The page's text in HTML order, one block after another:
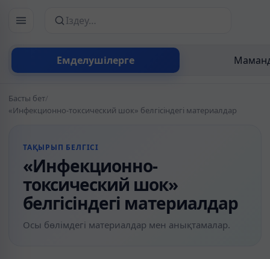
Емделушілерге
Сайттан іздеу
Басты бет/
«Инфекционно-токсический шок» белгісіндегі материалдар
ТАҚЫРЫП БЕЛГІСІ
«Инфекционно-
токсический шок»
белгісіндегі материалдар
Осы бөлімдегі материалдар мен анықтамалар.